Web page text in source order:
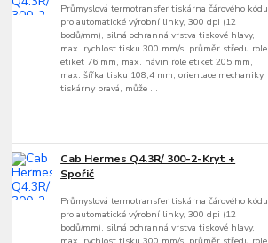
Průmyslová termotransfer tiskárna čárového kódu
pro automatické výrobní linky, 300 dpi (12
bodů/mm), silná ochranná vrstva tiskové hlavy,
max. rychlost tisku 300 mm/s, průměr středu role
etiket 76 mm, max. návin role etiket 205 mm,
max. šířka tisku 108,4 mm, orientace mechaniky
tiskárny pravá, může ...
Cab Hermes Q4.3R/ 300-2-Kryt +
Spořič
Průmyslová termotransfer tiskárna čárového kódu
pro automatické výrobní linky, 300 dpi (12
bodů/mm), silná ochranná vrstva tiskové hlavy,